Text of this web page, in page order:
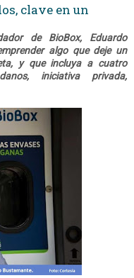
clave en un
de BioBox, Eduardo
algo que deje un
y que incluya a cuatro
iniciativa privada,